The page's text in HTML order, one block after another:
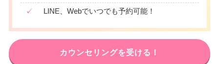
✓ LINE、Webでいつでも予約可能！
カウンセリングを受ける！